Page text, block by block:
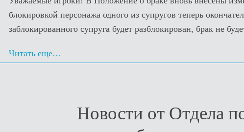
блокировкой персонажа одного из супругов теперь
заблокированного супруга будет разблокирован, брак не
Читать еще…
Новости от Отдела